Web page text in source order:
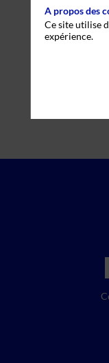
A propos des
Ce site utilise
expérience.